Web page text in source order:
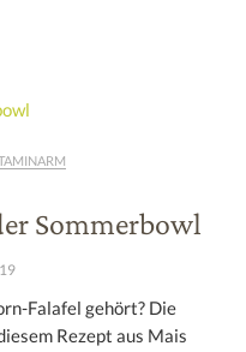
Sommerbowl
Falafel gehört? Die
Rezept aus Mais